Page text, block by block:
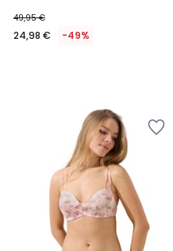
49,95 €
24,98 € -49%